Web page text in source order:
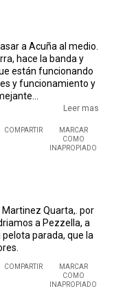
a Acuña al medio.
hace la banda y
están funcionando
y funcionamiento y
Seguimos pagando el
a Vera.
lo pongo a Pezzella
en serios
en el 11...
Leer mas
COMPARTIR
MARCAR
COMO
INAPROPIADO
Quarta,. por
a Pezzella, a
parada, que la
COMPARTIR
MARCAR
COMO
INAPROPIADO